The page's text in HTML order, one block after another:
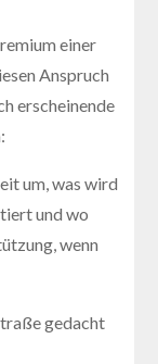
einer
Anspruch
erscheinende
um, was wird
und wo
wenn
gedacht